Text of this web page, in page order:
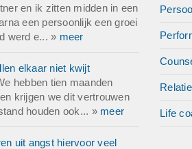
en ik zitten midden in een
een persoonlijk een groei
werd e... » meer
elkaar niet kwijt
hebben tien maanden
krijgen we dit vertrouwen
houden ook... » meer
uit angst hiervoor veel
Life